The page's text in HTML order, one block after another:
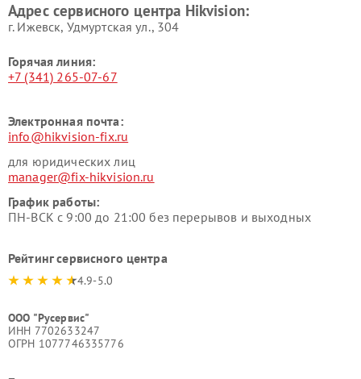
Адрес сервисного центра Hikvision:
г. Ижевск, Удмуртская ул., 304
Горячая линия:
+7 (341) 265-07-67
Электронная почта:
info@hikvision-fix.ru
для юридических лиц
manager@fix-hikvision.ru
График работы:
ПН-ВСК с 9:00 до 21:00 без перерывов и выходных
Рейтинг сервисного центра
4.9-5.0
ООО "Русервис"
ИНН 7702633247
ОГРН 1077746335776